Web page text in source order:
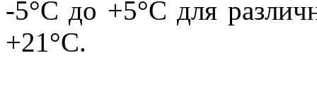
-5°С до +5°С для
+21°С.